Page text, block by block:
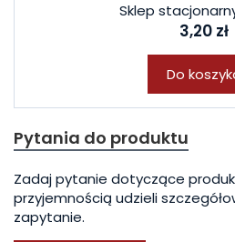
Sklep
3,20 zł
Do
Pytania do produktu
Zadaj pytanie dotyczące
przyjemnością udzieli
zapytanie.